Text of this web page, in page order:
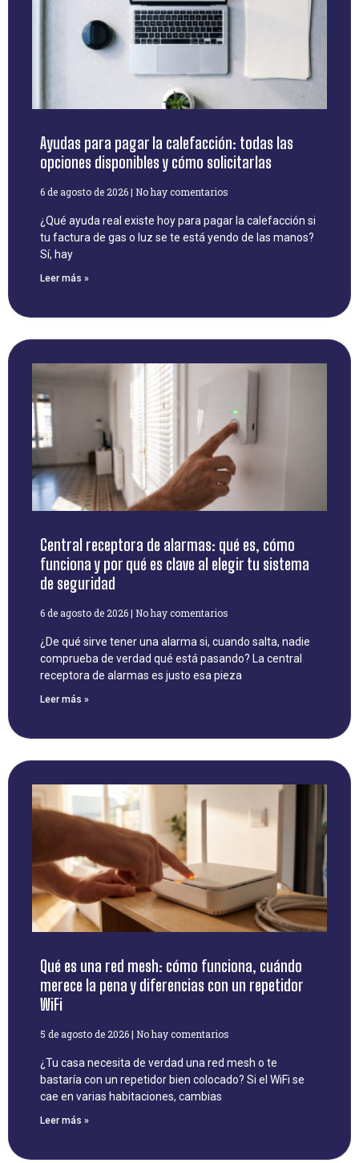
Ayudas para pagar la calefacción: todas las
opciones disponibles y cómo solicitarlas
6 de agosto de 2026 No hay comentarios
¿Qué ayuda real existe hoy para pagar la calefacción si
tu factura de gas o luz se te está yendo de las manos?
Sí, hay
Leer más »
Central receptora de alarmas: qué es, cómo
funciona y por qué es clave al elegir tu sistema
de seguridad
6 de agosto de 2026 No hay comentarios
¿De qué sirve tener una alarma si, cuando salta, nadie
comprueba de verdad qué está pasando? La central
receptora de alarmas es justo esa pieza
Leer más »
Qué es una red mesh: cómo funciona, cuándo
merece la pena y diferencias con un repetidor
WiFi
5 de agosto de 2026 No hay comentarios
¿Tu casa necesita de verdad una red mesh o te
bastaría con un repetidor bien colocado? Si el WiFi se
cae en varias habitaciones, cambias
Leer más »